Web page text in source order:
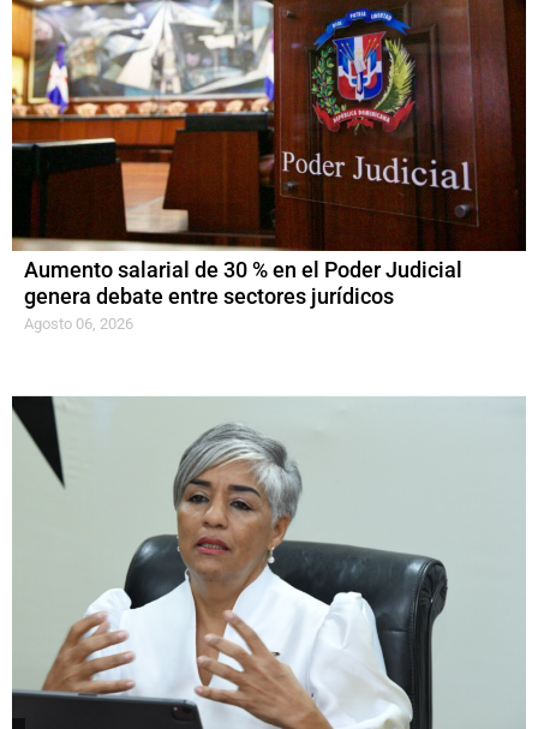
Aumento salarial de 30 % en el Poder Judicial
genera debate entre sectores jurídicos
Agosto 06, 2026